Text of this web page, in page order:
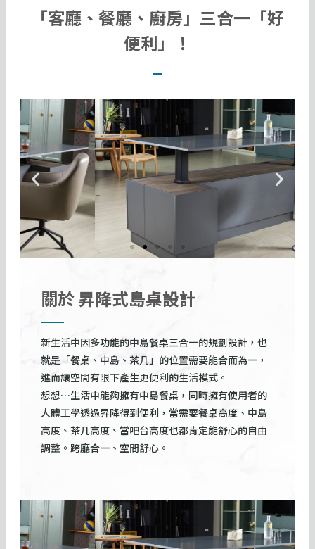
「客廳、餐廳、廚房」三合一「好
便利」！
P
r
e
v
i
o
N
x
t
s
l
關於 昇降式島桌設計
新生活中因多功能的中島餐桌三合一的規劃設計，也
就是「餐桌、中島、茶几」的位置需要能合而為一，
進而讓空間有限下產生更便利的生活模式。
想想…生活中能夠擁有中島餐桌，同時擁有使用者的
人體工學透過昇降得到便利，當需要餐桌高度、中島
高度、茶几高度、當吧台高度也都肯定能舒心的自由
調整。跨廳合一、空間舒心。